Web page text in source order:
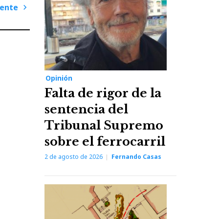
Opinión
Falta de rigor de la
sentencia del
Tribunal Supremo
sobre el ferrocarril
2 de agosto de 2026 Fernando Casas